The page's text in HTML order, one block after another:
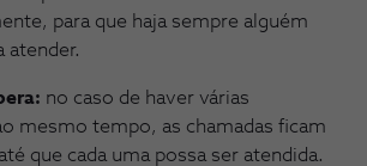
para que haja sempre alguém
atender.
no caso de haver várias
mesmo tempo, as chamadas ficam
que cada uma possa ser atendida.